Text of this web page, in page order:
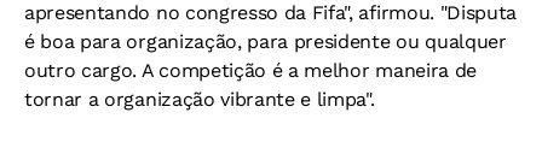
apresentando no congresso da Fifa", afirmou. "Disputa
é boa para organização, para presidente ou qualquer
outro cargo. A competição é a melhor maneira de
tornar a organização vibrante e limpa".